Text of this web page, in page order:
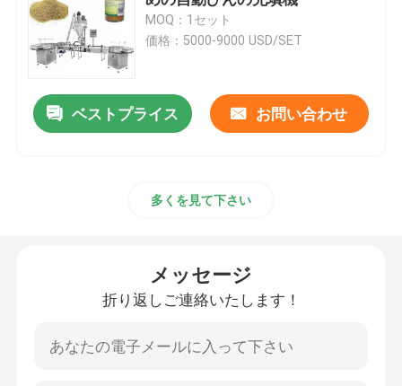
粉末充填機
軽食のパッキング機械
MOQ：1セット
価格：5000-9000 USD/SET
ベストプライス お問い合わせ
多くを見て下さい
メッセージ
折り返しご連絡いたします！